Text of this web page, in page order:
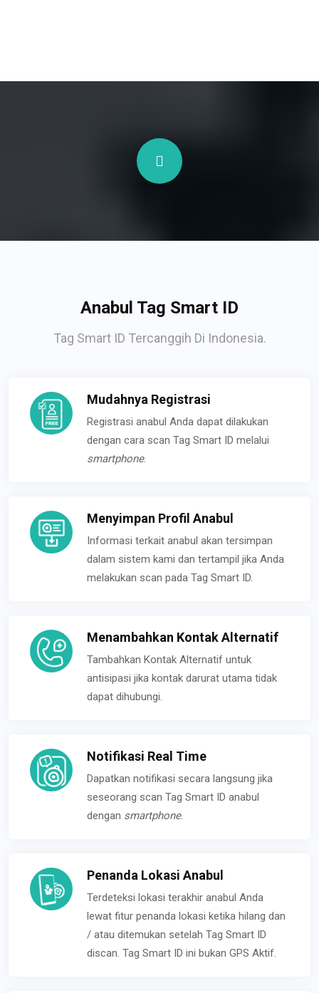
Anabul Tag Smart ID
Tag Smart ID Tercanggih Di Indonesia.
Mudahnya Registrasi
Registrasi anabul Anda dapat dilakukan
dengan cara scan Tag Smart ID melalui
smartphone.
Menyimpan Profil Anabul
Informasi terkait anabul akan tersimpan
dalam sistem kami dan tertampil jika Anda
melakukan scan pada Tag Smart ID.
Menambahkan Kontak Alternatif
Tambahkan Kontak Alternatif untuk
antisipasi jika kontak darurat utama tidak
dapat dihubungi.
Notifikasi Real Time
Dapatkan notifikasi secara langsung jika
seseorang scan Tag Smart ID anabul
dengan smartphone.
Penanda Lokasi Anabul
Terdeteksi lokasi terakhir anabul Anda
lewat fitur penanda lokasi ketika hilang dan
/ atau ditemukan setelah Tag Smart ID
discan. Tag Smart ID ini bukan GPS Aktif.